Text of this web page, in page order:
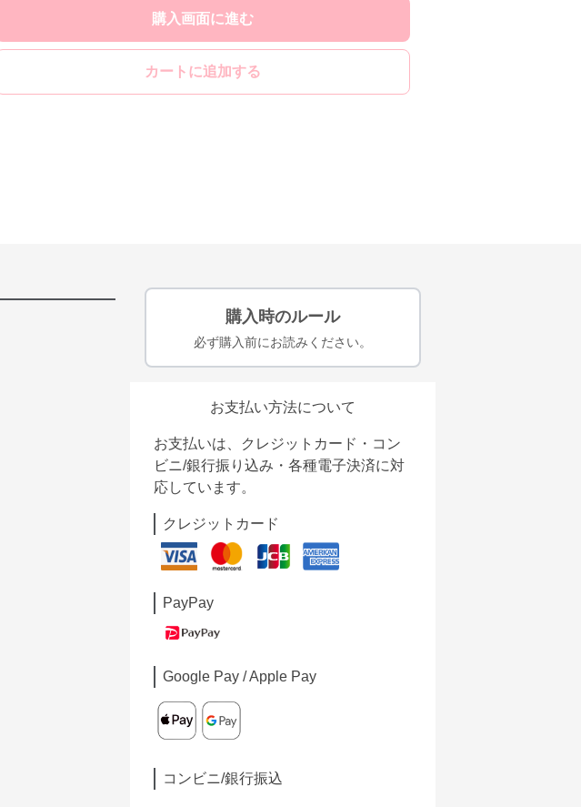
購入画面に進む
カートに追加する
購入時のルール
必ず購入前にお読みください。
お支払い方法について
お支払いは、クレジットカード・コン
ビニ/銀行振り込み・各種電子決済に対
応しています。
クレジットカード
PayPay
Google Pay / Apple Pay
コンビニ/銀行振込